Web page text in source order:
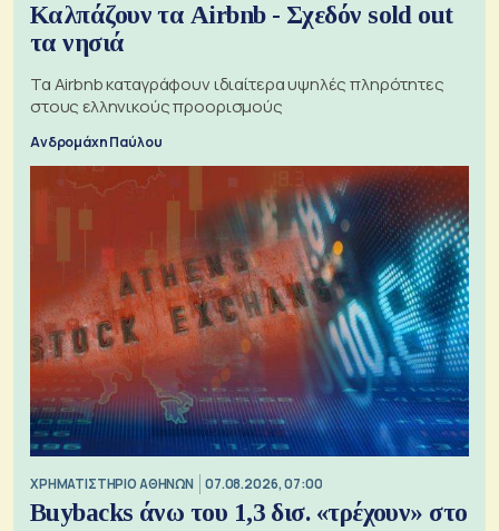
Καλπάζουν τα Airbnb - Σχεδόν sold out
τα νησιά
Τα Airbnb καταγράφουν ιδιαίτερα υψηλές πληρότητες
στους ελληνικούς προορισμούς
Ανδρομάχη Παύλου
XΡΗΜΑΤΙΣΤΗΡΙΟ ΑΘΗΝΩΝ 07.08.2026, 07:00
Buybacks άνω του 1,3 δισ. «τρέχουν» στο